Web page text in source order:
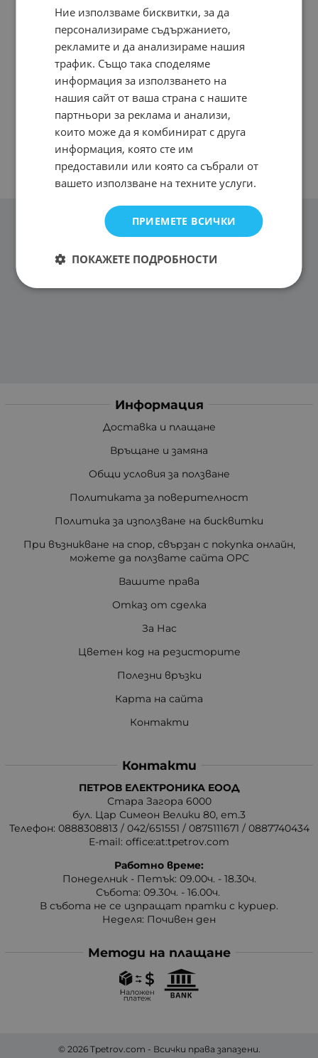
Информация
Доставка и плащане
Връщане и замяна
Общи условия за ползване
Политиката за поверителност
Политика за използване на бисквитки
При възникване на спор, свързан с покупка онлайн,
можете да ползвате сайта ОРС
Вашите права
Отказ от сделка
За Нас
Цветен код на резисторите
Полезни връзки
Карта на сайта
Контакти
Контакти
ПЕТРОВ ЕЛЕКТРОНИКА ЕООД
Стара Загора 6000
бул. Цар Симеон Велики 80, ет.3
Телефон: 0888308813 / 042/651551 / 0875111671 / 0887740434
E-mail: office:at:tpetrov.com
Работно време:
Понеделник - Петък: 09.00ч. - 18.30ч.
Събота: 09.30ч. - 16.00ч.
В събота не се изпращат пратки с куриер.
Неделя: Почивен ден
Методи на плащане
© 2026 Tpetrov.com - Всички права запазени.
Ние използваме бисквитки, за да
персонализираме съдържанието,
рекламите и да анализираме нашия
трафик. Също така споделяме
информация за използването на
нашия сайт от ваша страна с нашите
партньори за реклама и анализи,
които може да я комбинират с друга
информация, която сте им
предоставили или която са събрали от
вашето използване на техните услуги.
ПРИЕМЕТЕ ВСИЧКИ
ПОКАЖЕТЕ ПОДРОБНОСТИ